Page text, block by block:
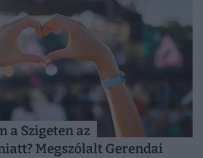
a Szigeten az
Megszólalt Gerendai